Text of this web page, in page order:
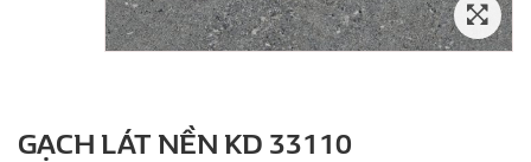
GẠCH LÁT NỀN KD 33110